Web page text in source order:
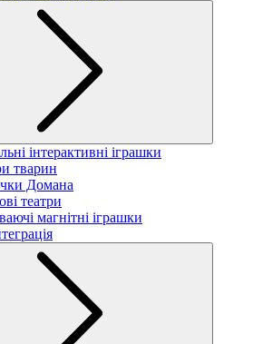
інтерактивні іграшки
тварин
Домана
театри
магнітні іграшки